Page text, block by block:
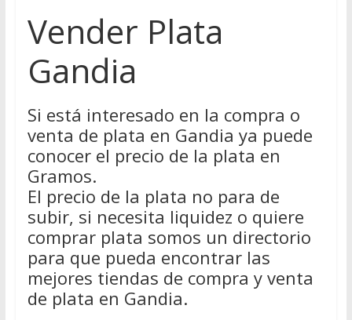
Vender Plata
Gandia
Si está interesado en la compra o
venta de plata en Gandia ya puede
conocer el precio de la plata en
Gramos.
El precio de la plata no para de
subir, si necesita liquidez o quiere
comprar plata somos un directorio
para que pueda encontrar las
mejores tiendas de compra y venta
de plata en Gandia.